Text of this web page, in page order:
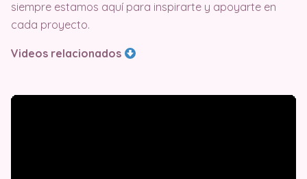
siempre estamos aquí para inspirarte y apoyarte en
cada proyecto.
Videos relacionados